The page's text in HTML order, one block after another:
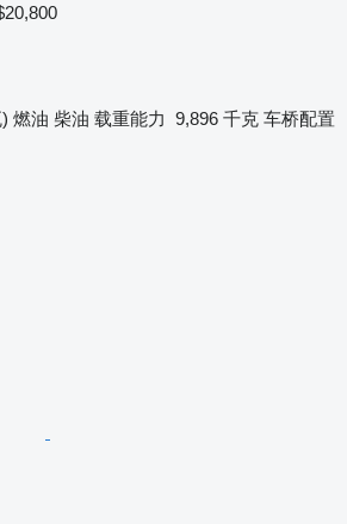
燃油 柴油 载重能力 9,896 千克 车桥配置